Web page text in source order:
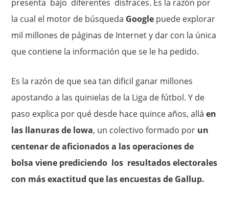
presenta bajo diferentes disfraces. Es la razón por
la cual el motor de búsqueda Google puede explorar
mil millones de páginas de Internet y dar con la única
que contiene la información que se le ha pedido.
Es la razón de que sea tan dificil ganar millones
apostando a las quinielas de la Liga de fútbol. Y de
paso explica por qué desde hace quince años, alláen
las llanuras de lowa, un colectivo formado por un
centenar de aficionados a las operaciones de
bolsa viene prediciendo los resultados electorales
con más exactitud que las encuestas de Gallup.